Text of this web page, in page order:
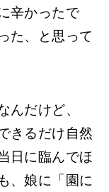
辛かったで
た、と思って
だけど、
きるだけ自然
日に臨んでほ
、娘に「園に